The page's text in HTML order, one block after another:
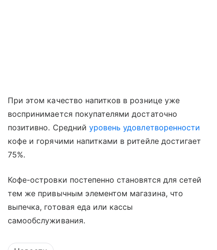
При этом качество напитков в рознице уже
воспринимается покупателями достаточно
позитивно. Средний уровень удовлетворенности
кофе и горячими напитками в ритейле достигает
75%.
Кофе-островки постепенно становятся для сетей
тем же привычным элементом магазина, что
выпечка, готовая еда или кассы
самообслуживания.